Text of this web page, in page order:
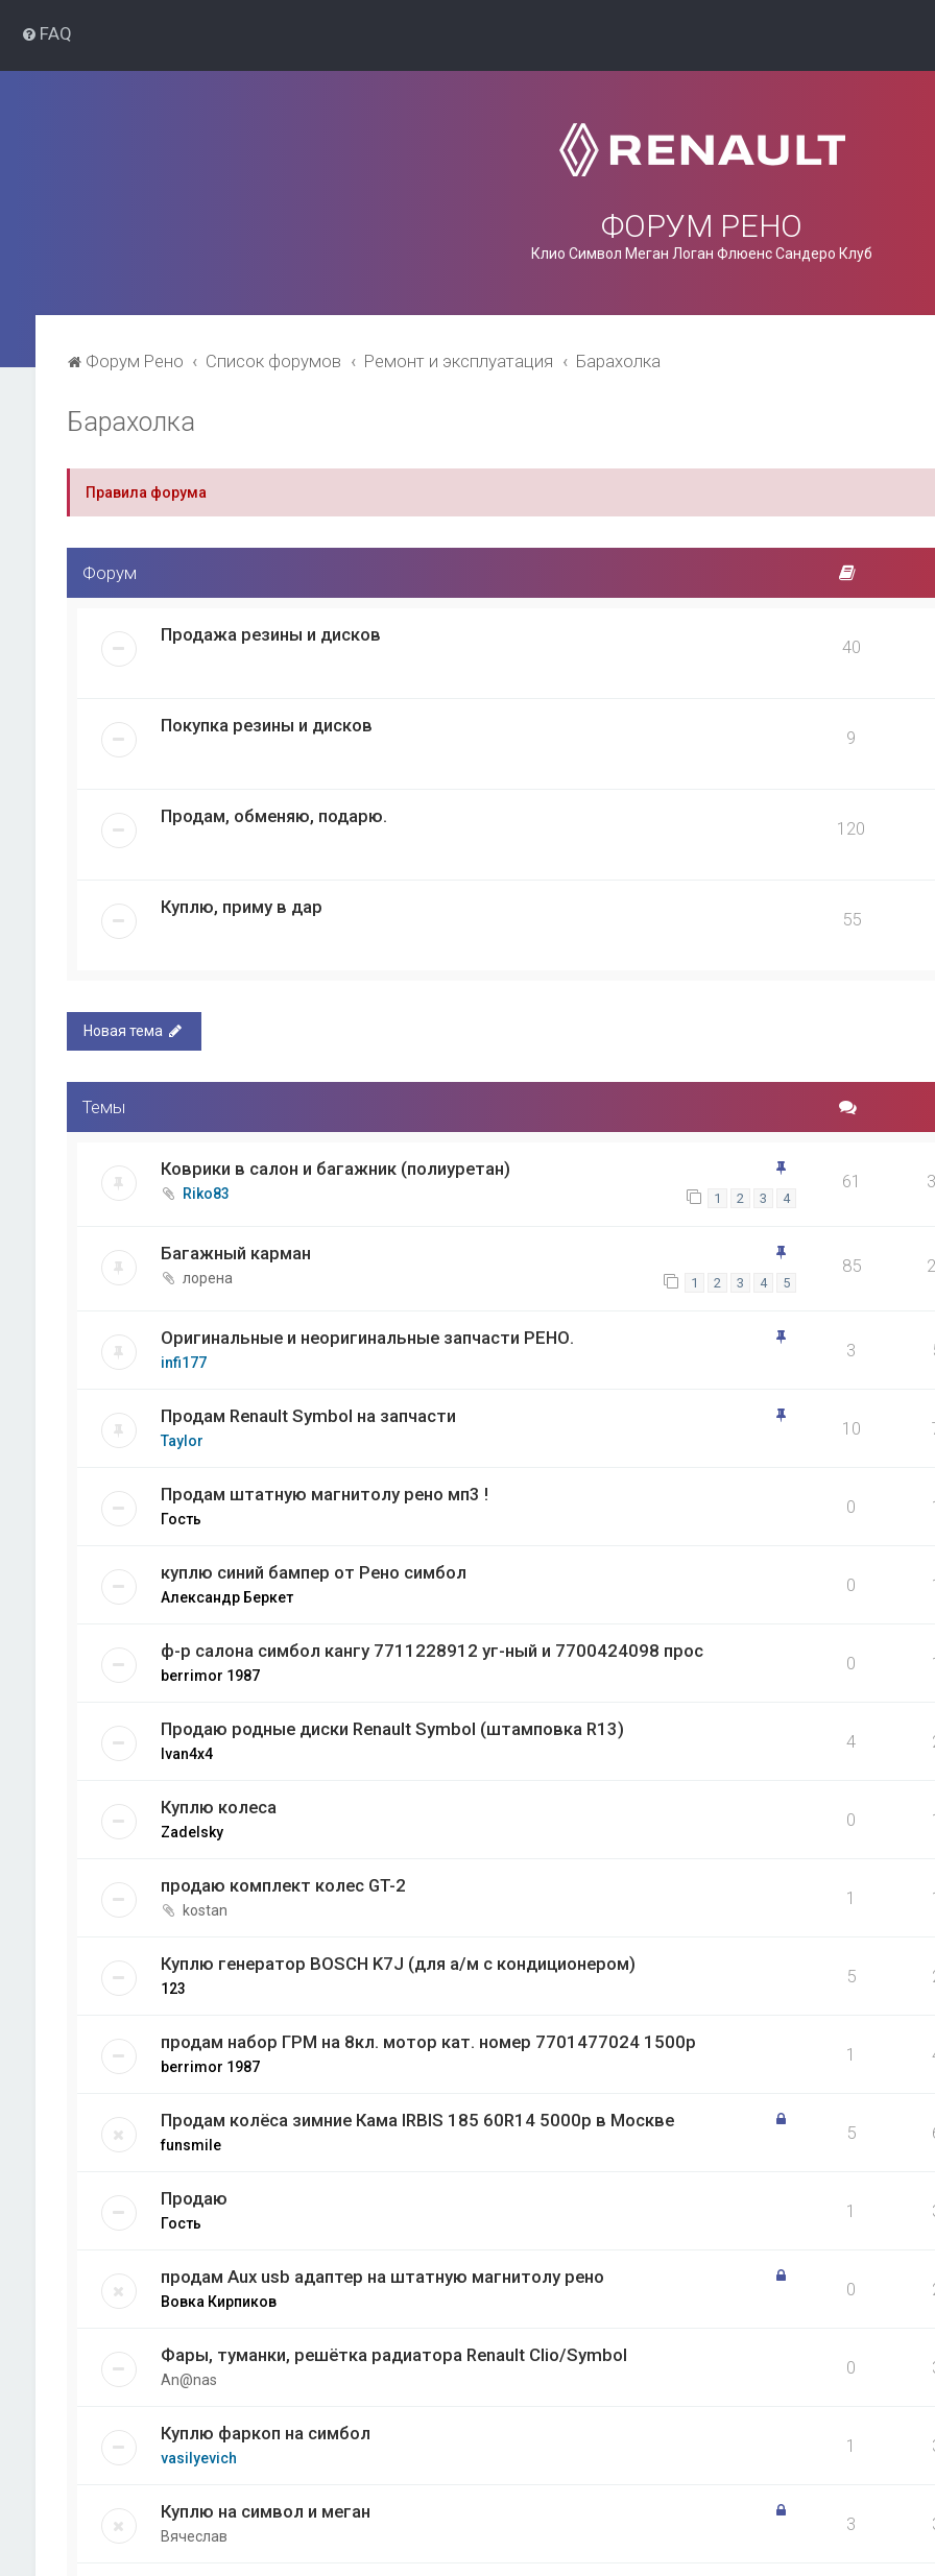
FAQ
ФОРУМ РЕНО
Клио Символ Меган Логан Флюенс Сандеро Клуб
Форум Рено Список форумов Ремонт и эксплуатация Барахолка
Барахолка
Правила форума
Форум
Продажа резины и дисков
40
Покупка резины и дисков
9
Продам, обменяю, подарю.
120
Куплю, приму в дар
55
Новая тема
Темы
Коврики в салон и багажник (полиуретан)
Riko83 1 2 3 4
61
Багажный карман
лорена 1 2 3 4 5
85
Оригинальные и неоригинальные запчасти РЕНО.
infi177
3
Продам Renault Symbol на запчасти
Taylor
10
Продам штатную магнитолу рено мп3 !
Гость
0
куплю синий бампер от Рено симбол
Александр Беркет
0
ф-р салона симбол кангу 7711228912 уг-ный и 7700424098 прос
berrimor 1987
0
Продаю родные диски Renault Symbol (штамповка R13)
Ivan4x4
4
Куплю колеса
Zadelsky
0
продаю комплект колес GT-2
kostan
1
Куплю генератор BOSCH K7J (для а/м с кондиционером)
123
5
продам набор ГРМ на 8кл. мотор кат. номер 7701477024 1500р
berrimor 1987
1
Продам колёса зимние Кама IRBIS 185 60R14 5000р в Москве
funsmile
5
Продаю
Гость
1
продам Aux usb адаптер на штатную магнитолу рено
Вовка Кирпиков
0
Фары, туманки, решётка радиатора Renault Clio/Symbol
An@nas
0
Куплю фаркоп на симбол
vasilyevich
1
Куплю на символ и меган
Вячеслав
3